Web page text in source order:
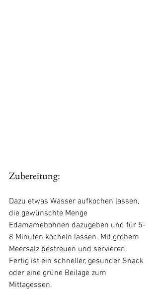
Zubereitung:
Dazu etwas Wasser aufkochen lassen,
die gewünschte Menge
Edamamebohnen dazugeben und für 5-
8 Minuten köcheln lassen. Mit grobem
Meersalz bestreuen und servieren.
Fertig ist ein schneller, gesunder Snack
oder eine grüne Beilage zum
Mittagessen.